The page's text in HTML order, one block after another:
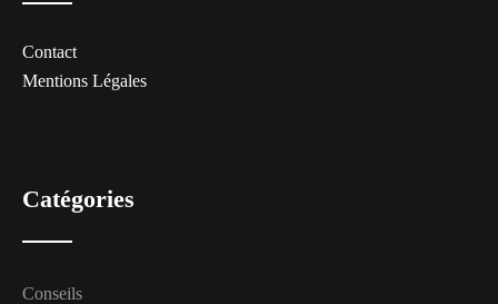
Contact
Mentions Légales
Catégories
Conseils